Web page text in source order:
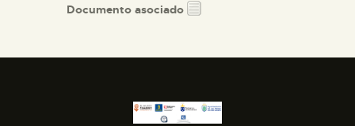
Documento asociado